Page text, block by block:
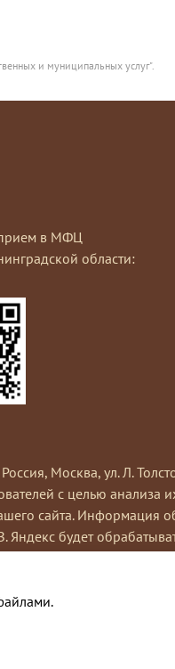
и муниципальных услуг".
прием в МФЦ
области:
Москва, ул. Л.
с целью анализа
сайта. Информация
будет
эту
можете использовать
этот сайт, вы